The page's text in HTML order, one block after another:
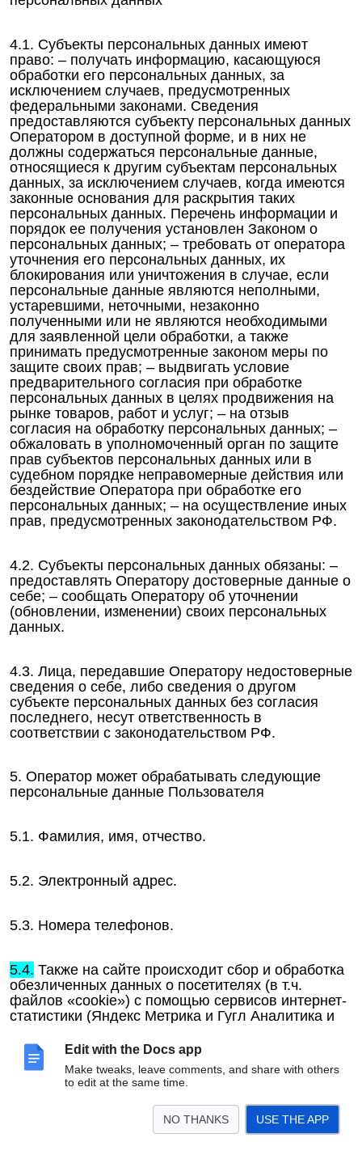
Edit with the Docs app
Make tweaks, leave comments, and share with others
to edit at the same time.
NO THANKS USE THE APP
4.1. Субъекты персональных данных имеют
право: – получать информацию, касающуюся
обработки его персональных данных, за
исключением случаев, предусмотренных
федеральными законами. Сведения
предоставляются субъекту персональных данных
Оператором в доступной форме, и в них не
должны содержаться персональные данные,
относящиеся к другим субъектам персональных
данных, за исключением случаев, когда имеются
законные основания для раскрытия таких
персональных данных. Перечень информации и
порядок ее получения установлен Законом о
персональных данных; – требовать от оператора
уточнения его персональных данных, их
блокирования или уничтожения в случае, если
персональные данные являются неполными,
устаревшими, неточными, незаконно
полученными или не являются необходимыми
для заявленной цели обработки, а также
принимать предусмотренные законом меры по
защите своих прав; – выдвигать условие
предварительного согласия при обработке
персональных данных в целях продвижения на
рынке товаров, работ и услуг; – на отзыв
согласия на обработку персональных данных; –
обжаловать в уполномоченный орган по защите
прав субъектов персональных данных или в
судебном порядке неправомерные действия или
бездействие Оператора при обработке его
персональных данных; – на осуществление иных
прав, предусмотренных законодательством РФ.
4.2. Субъекты персональных данных обязаны: –
предоставлять Оператору достоверные данные о
себе; – сообщать Оператору об уточнении
(обновлении, изменении) своих персональных
данных.
4.3. Лица, передавшие Оператору недостоверные
сведения о себе, либо сведения о другом
субъекте персональных данных без согласия
последнего, несут ответственность в
соответствии с законодательством РФ.
5. Оператор может обрабатывать следующие
персональные данные Пользователя
5.1. Фамилия, имя, отчество.
5.2. Электронный адрес.
5.3. Номера телефонов.
5.4. Также на сайте происходит сбор и обработка
обезличенных данных о посетителях (в т.ч.
файлов «cookie») с помощью сервисов интернет-
статистики (Яндекс Метрика и Гугл Аналитика и
5.5. Вышеперечисленные данные далее по тексту
Политики объединены общим понятием
Персональные данные.